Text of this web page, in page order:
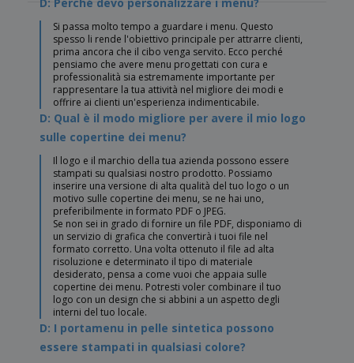
D: Perché devo personalizzare i menu?
Si passa molto tempo a guardare i menu. Questo
spesso li rende l'obiettivo principale per attrarre clienti,
prima ancora che il cibo venga servito. Ecco perché
pensiamo che avere menu progettati con cura e
professionalità sia estremamente importante per
rappresentare la tua attività nel migliore dei modi e
offrire ai clienti un'esperienza indimenticabile.
D: Qual è il modo migliore per avere il mio logo
sulle copertine dei menu?
Il logo e il marchio della tua azienda possono essere
stampati su qualsiasi nostro prodotto. Possiamo
inserire una versione di alta qualità del tuo logo o un
motivo sulle copertine dei menu, se ne hai uno,
preferibilmente in formato PDF o JPEG.
Se non sei in grado di fornire un file PDF, disponiamo di
un servizio di grafica che convertirà i tuoi file nel
formato corretto. Una volta ottenuto il file ad alta
risoluzione e determinato il tipo di materiale
desiderato, pensa a come vuoi che appaia sulle
copertine dei menu. Potresti voler combinare il tuo
logo con un design che si abbini a un aspetto degli
interni del tuo locale.
D: I portamenu in pelle sintetica possono
essere stampati in qualsiasi colore?